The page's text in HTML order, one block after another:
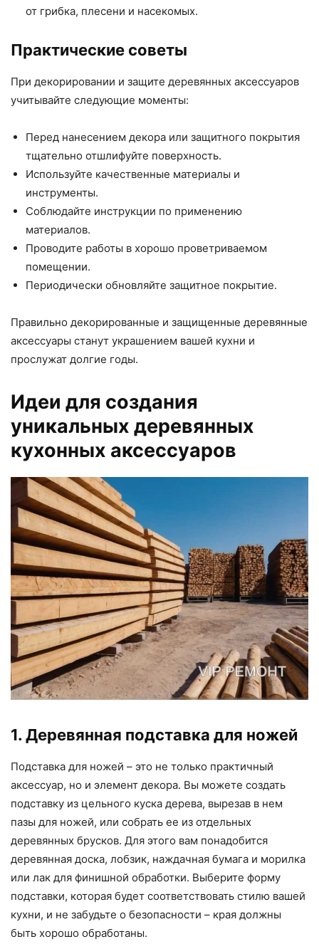
от грибка, плесени и насекомых.
Практические советы
При декорировании и защите деревянных аксессуаров
учитывайте следующие моменты:
Перед нанесением декора или защитного покрытия
тщательно отшлифуйте поверхность.
Используйте качественные материалы и
инструменты.
Соблюдайте инструкции по применению
материалов.
Проводите работы в хорошо проветриваемом
помещении.
Периодически обновляйте защитное покрытие.
Правильно декорированные и защищенные деревянные
аксессуары станут украшением вашей кухни и
прослужат долгие годы.
Идеи для создания
уникальных деревянных
кухонных аксессуаров
1. Деревянная подставка для ножей
Подставка для ножей – это не только практичный
аксессуар, но и элемент декора. Вы можете создать
подставку из цельного куска дерева, вырезав в нем
пазы для ножей, или собрать ее из отдельных
деревянных брусков. Для этого вам понадобится
деревянная доска, лобзик, наждачная бумага и морилка
или лак для финишной обработки. Выберите форму
подставки, которая будет соответствовать стилю вашей
кухни, и не забудьте о безопасности – края должны
быть хорошо обработаны.